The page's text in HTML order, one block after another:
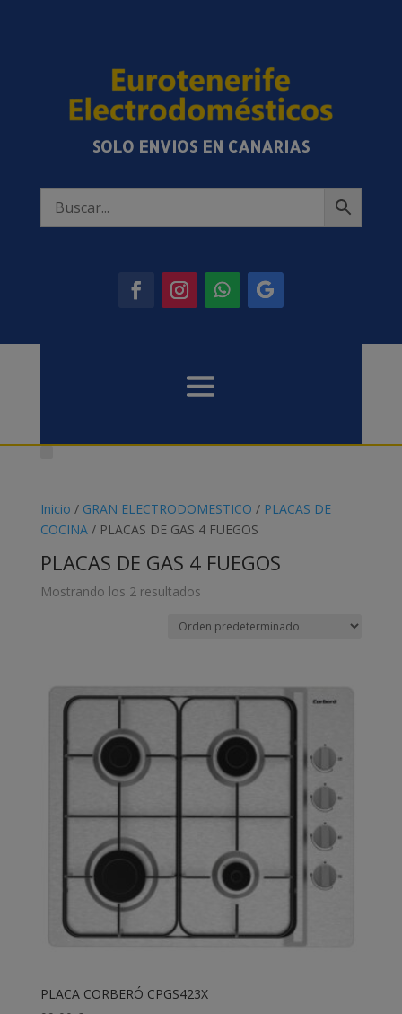
SOLO ENVIOS EN CANARIAS
Inicio / GRAN ELECTRODOMESTICO / PLACAS DE
COCINA/ PLACAS DE GAS 4 FUEGOS
PLACAS DE GAS 4 FUEGOS
Mostrando los 2 resultados
PLACA CORBERÓ CPGS423X